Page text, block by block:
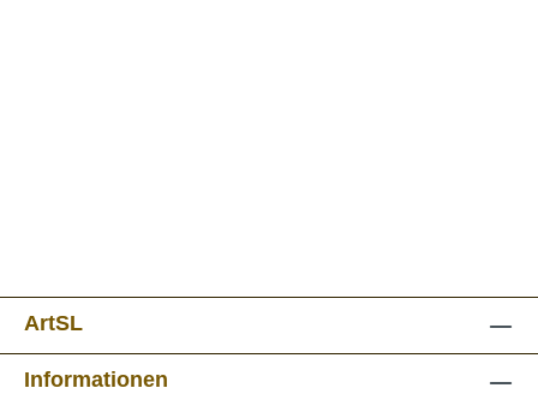
ArtSL
Informationen